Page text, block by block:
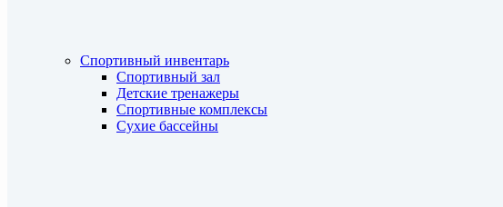
Спортивный инвентарь
Спортивный зал
Детские тренажеры
Спортивные комплексы
Сухие бассейны